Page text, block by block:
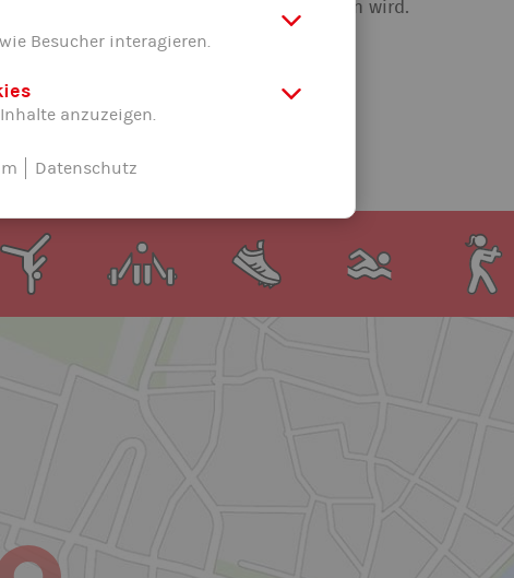
in der Luitpoldhalle antreten wird.
Besucher interagieren.
anzuzeigen.
Datenschutz